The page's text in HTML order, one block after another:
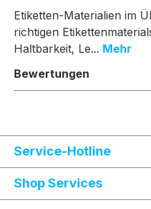
Etiketten-Materialien im
richtigen
Haltbarkeit, Le... Mehr
Bewertungen
Service-Hotline
Shop Services